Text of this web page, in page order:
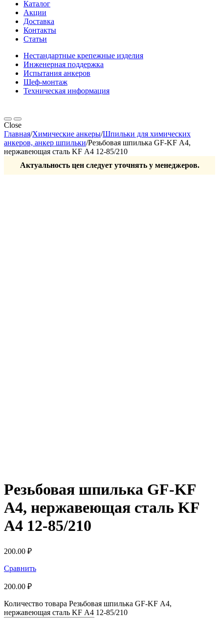
Каталог
Акции
Доставка
Контакты
Статьи
Нестандартные крепежные изделия
Инженерная поддержка
Испытания анкеров
Шеф-монтаж
Техническая информация
Close
Главная/Химические анкеры/Шпильки для химических
анкеров, анкер шпильки/Резьбовая шпилька GF-KF А4,
нержавеющая сталь KF А4 12-85/210
Актуальность цен следует уточнять у менеджеров.
Резьбовая шпилька GF-KF
А4, нержавеющая сталь KF
А4 12-85/210
200.00 ₽
Сравнить
200.00 ₽
Количество товара Резьбовая шпилька GF-KF А4,
нержавеющая сталь KF А4 12-85/210